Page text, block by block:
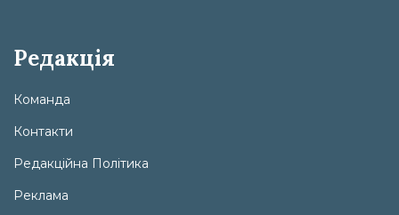
Редакція
Команда
Контакти
Редакційна Політика
Реклама